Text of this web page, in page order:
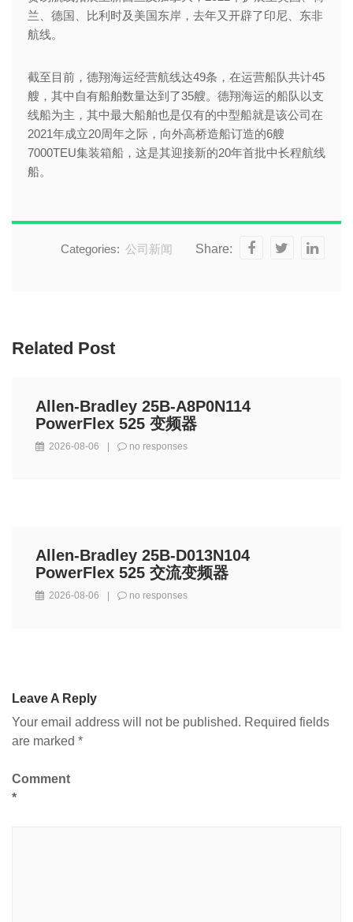
兰、德国、比利时及美国东岸，去年又开辟了印尼、东非
航线。
截至目前，德翔海运经营航线达49条，在运营船队共计45
艘，其中自有船舶数量达到了35艘。德翔海运的船队以支
线船为主，其中最大船舶也是仅有的中型船就是该公司在
2021年成立20周年之际，向外高桥造船订造的6艘
7000TEU集装箱船，这是其迎接新的20年首批中长程航线
船。
Categories: 公司新闻 Share:
Related Post
Allen-Bradley 25B-A8P0N114
PowerFlex 525 变频器
2026-08-06 no responses
Allen-Bradley 25B-D013N104
PowerFlex 525 交流变频器
2026-08-06 no responses
Leave A Reply
Your email address will not be published. Required fields
are marked *
Comment
*